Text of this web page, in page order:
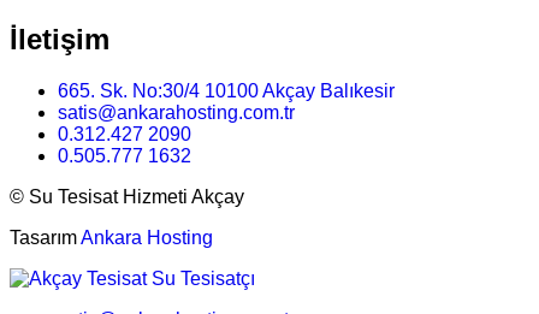
İletişim
665. Sk. No:30/4 10100 Akçay Balıkesir
satis@ankarahosting.com.tr
0.312.427 2090
0.505.777 1632
© Su Tesisat Hizmeti Akçay
TasarımAnkara Hosting